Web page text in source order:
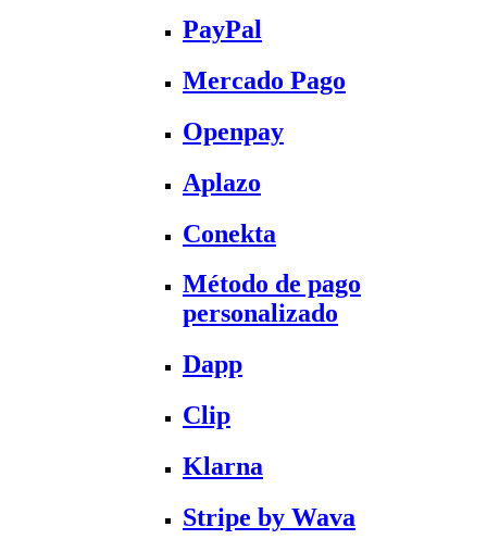
PayPal
Mercado Pago
Openpay
Aplazo
Conekta
Método de pago
personalizado
Dapp
Clip
Klarna
Stripe by Wava